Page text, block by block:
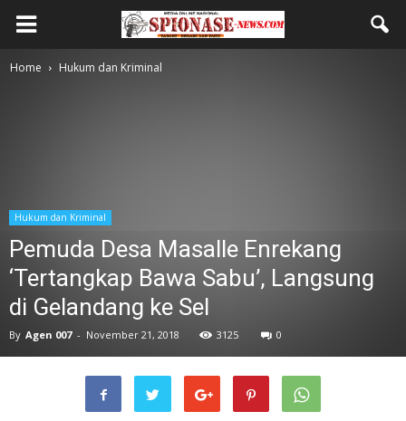
Home Hukum dan Kriminal
Hukum dan Kriminal
Pemuda Desa Masalle Enrekang
‘Tertangkap Bawa Sabu’, Langsung
di Gelandang ke Sel
By Agen 007 - November 21, 2018 3125 0